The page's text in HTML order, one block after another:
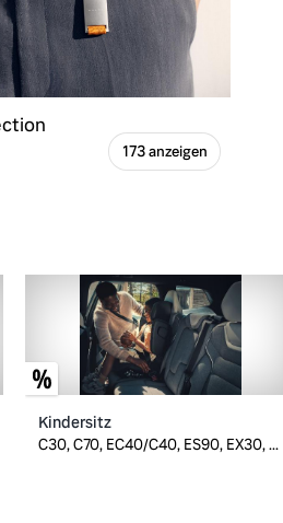
173 anzeigen
Kindersitz
C30, C70, EC40/C40, ES90, EX30, ...